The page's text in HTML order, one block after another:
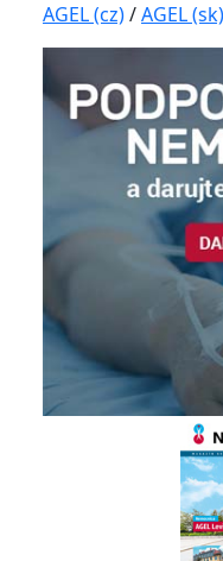
AGEL (cz)/AGEL (sk)